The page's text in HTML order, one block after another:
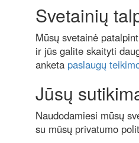
Svetainių
Mūsų svetainė
ir jūs galite skaityti
anketa paslaugų
Jūsų
Naudodamiesi mūsų
su mūsų privatumo